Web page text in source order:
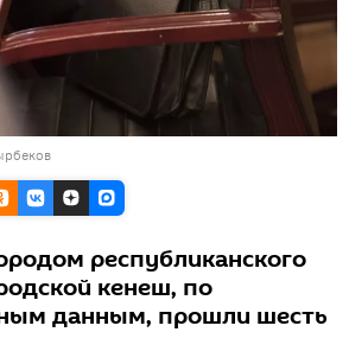
республиканского
кенеш, по
данным, прошли шесть